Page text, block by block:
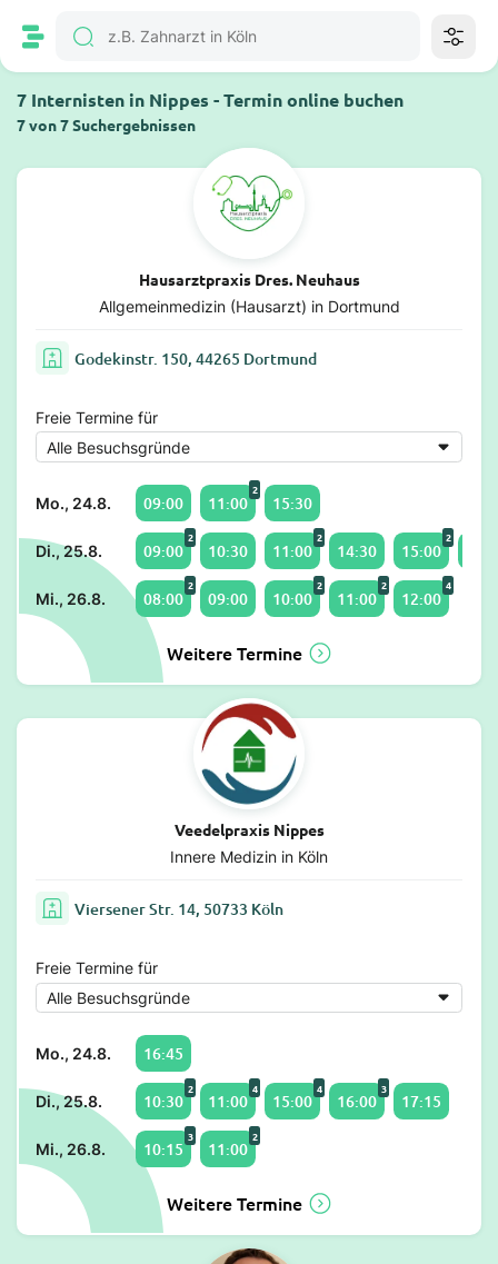
7 Internisten in Nippes - Termin online buchen
7 von 7 Suchergebnissen
Hausarztpraxis Dres. Neuhaus
Allgemeinmedizin (Hausarzt) in Dortmund
Godekinstr. 150, 44265 Dortmund
Freie Termine für
Mo., 24.8. 09:00 11:00
2
15:30
Di., 25.8. 09:00
2
10:30 11:00
2
14:30 15:00
2
Mi., 26.8. 08:00
2
09:00 10:00
2
11:00
2
12:00
4
Weitere Termine
Veedelpraxis Nippes
Innere Medizin in Köln
Viersener Str. 14, 50733 Köln
Freie Termine für
Mo., 24.8. 16:45
Di., 25.8. 10:30
2
11:00
4
15:00
4
16:00
3
17:15
Mi., 26.8. 10:15
3
11:00
2
Weitere Termine